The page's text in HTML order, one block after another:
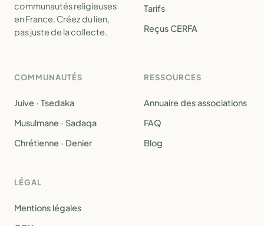
communautés religieuses
en France. Créez du lien,
pas juste de la collecte.
Tarifs
Reçus CERFA
COMMUNAUTÉS
Juive · Tsedaka
Musulmane · Sadaqa
Chrétienne · Denier
RESSOURCES
Annuaire des associations
FAQ
Blog
LÉGAL
Mentions légales